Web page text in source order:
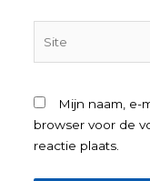
Mijn naam, e-
browser voor de
reactie plaats.